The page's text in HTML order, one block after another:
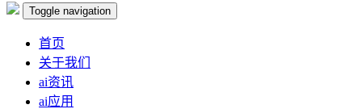
Toggle navigation
首页
关于我们
ai资讯
ai应用